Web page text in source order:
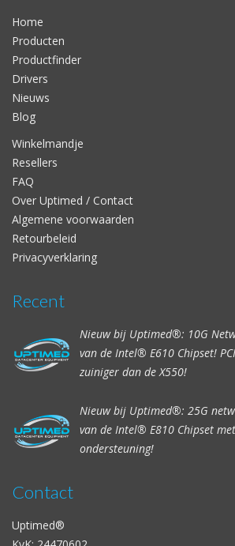
Home
Producten
Productfinder
Drivers
Nieuws
Blog
Winkelmandje
Resellers
FAQ
Over Uptimed / Contact
Algemene voorwaarden
Retourbeleid
Privacyverklaring
Recent
Nieuw bij Uptimed®: 10G
van de Intel® E610 Chipset!
zuiniger dan de X550!
Nieuw bij Uptimed®: 25G
van de Intel® E810 Chipset
ondersteuning!
Contact
Uptimed®